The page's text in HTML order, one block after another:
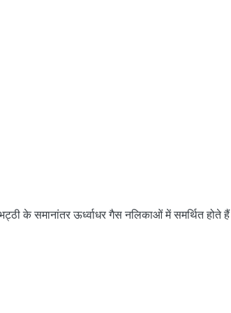
के समानांतर ऊर्ध्वाधर गैस नलिकाओं में समर्थित होते